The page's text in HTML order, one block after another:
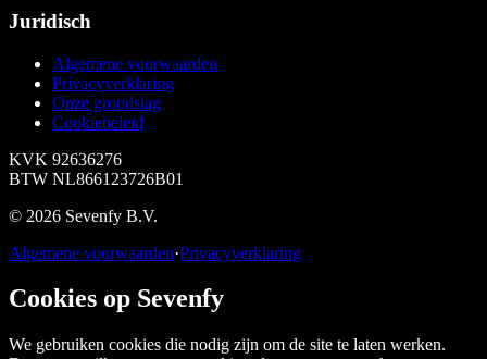
Juridisch
Algemene voorwaarden
Privacyverklaring
Onze grondslag
Cookiebeleid
KVK 92636276
BTW NL866123726B01
© 2026 Sevenfy B.V.
Algemene voorwaarden·Privacyverklaring
Cookies op Sevenfy
We gebruiken cookies die nodig zijn om de site te laten werken.